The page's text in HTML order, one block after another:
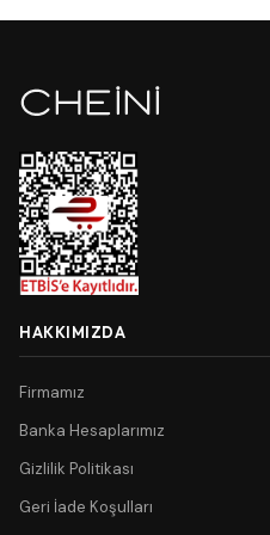
HAKKIMIZDA
Firmamız
Banka Hesaplarımız
Gizlilik Politikası
Geri İade Koşulları